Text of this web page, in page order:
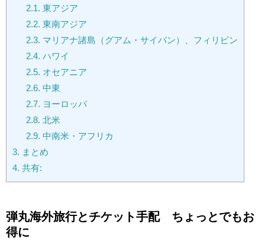
2.1. 東アジア
2.2. 東南アジア
2.3. マリアナ諸島（グアム・サイパン）、フィリピン
2.4. ハワイ
2.5. オセアニア
2.6. 中東
2.7. ヨーロッパ
2.8. 北米
2.9. 中南米・アフリカ
3. まとめ
4. 共有:
弾丸海外旅行とチケット手配 ちょっとでもお
得に